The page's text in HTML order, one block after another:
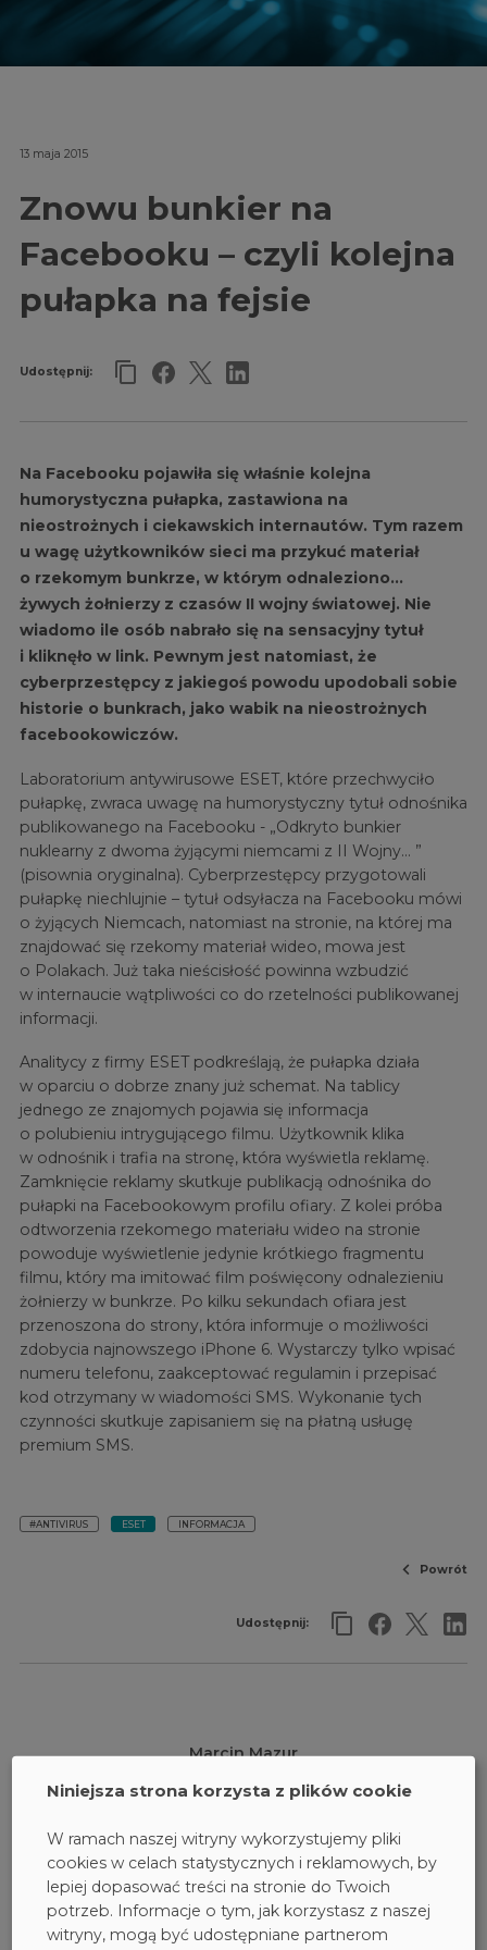
13 maja 2015
Znowu bunkier na
Facebooku – czyli kolejna
pułapka na fejsie
Udostępnij:
Na Facebooku pojawiła się właśnie kolejna
humorystyczna pułapka, zastawiona na
nieostrożnych i ciekawskich internautów. Tym razem
u wagę użytkowników sieci ma przykuć materiał
o rzekomym bunkrze, w którym odnaleziono…
żywych żołnierzy z czasów II wojny światowej. Nie
wiadomo ile osób nabrało się na sensacyjny tytuł
i kliknęło w link. Pewnym jest natomiast, że
cyberprzestępcy z jakiegoś powodu upodobali sobie
historie o bunkrach, jako wabik na nieostrożnych
facebookowiczów.
Laboratorium antywirusowe ESET, które przechwyciło
pułapkę, zwraca uwagę na humorystyczny tytuł odnośnika
publikowanego na Facebooku - „Odkryto bunkier
nuklearny z dwoma żyjącymi niemcami z II Wojny… ”
(pisownia oryginalna). Cyberprzestępcy przygotowali
pułapkę niechlujnie – tytuł odsyłacza na Facebooku mówi
o żyjących Niemcach, natomiast na stronie, na której ma
znajdować się rzekomy materiał wideo, mowa jest
o Polakach. Już taka nieścisłość powinna wzbudzić
w internaucie wątpliwości co do rzetelności publikowanej
informacji.
Analitycy z firmy ESET podkreślają, że pułapka działa
w oparciu o dobrze znany już schemat. Na tablicy
jednego ze znajomych pojawia się informacja
o polubieniu intrygującego filmu. Użytkownik klika
w odnośnik i trafia na stronę, która wyświetla reklamę.
Zamknięcie reklamy skutkuje publikacją odnośnika do
pułapki na Facebookowym profilu ofiary. Z kolei próba
odtworzenia rzekomego materiału wideo na stronie
powoduje wyświetlenie jedynie krótkiego fragmentu
filmu, który ma imitować film poświęcony odnalezieniu
żołnierzy w bunkrze. Po kilku sekundach ofiara jest
przenoszona do strony, która informuje o możliwości
zdobycia najnowszego iPhone 6. Wystarczy tylko wpisać
numeru telefonu, zaakceptować regulamin i przepisać
kod otrzymany w wiadomości SMS. Wykonanie tych
czynności skutkuje zapisaniem się na płatną usługę
premium SMS.
#ANTIVIRUS ESET INFORMACJA
Powrót
Udostępnij:
Marcin Mazur
Skontaktuj się ze mną:
mazur.m@dagma.pl
32 793 12 48
Niniejsza strona korzysta z plików cookie
W ramach naszej witryny wykorzystujemy pliki
cookies w celach statystycznych i reklamowych, by
lepiej dopasować treści na stronie do Twoich
potrzeb. Informacje o tym, jak korzystasz z naszej
witryny, mogą być udostępniane partnerom